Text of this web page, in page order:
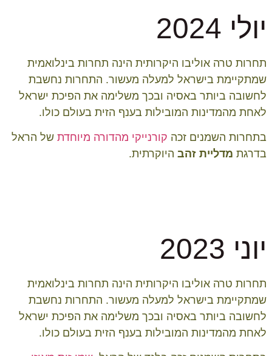
יולי 2024
תחרות טרה אוליבו היקרותית הינה תחרות בינלואמית
שמתקיימת בישראל למעלה מעשור. התחרות נחשבת
לחשובה ביותר באסיה ובכך משלימה את הפיכת ישראל
לאחת מהמדינות המובילות בענף הזית בעולם כולו.
בתחרות השמנים זכה קורנייקי מהדורה מיוחדתשל הראל
בדרגת מדליית זהב היוקרתית.
יוני 2023
תחרות טרה אוליבו היקרותית הינה תחרות בינלואמית
שמתקיימת בישראל למעלה מעשור. התחרות נחשבת
לחשובה ביותר באסיה ובכך משלימה את הפיכת ישראל
לאחת מהמדינות המובילות בענף הזית בעולם כולו.